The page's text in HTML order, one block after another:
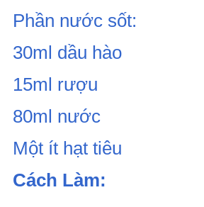
Phần nước sốt:
30ml dầu hào
15ml rượu
80ml nước
Một ít hạt tiêu
Cách Làm: